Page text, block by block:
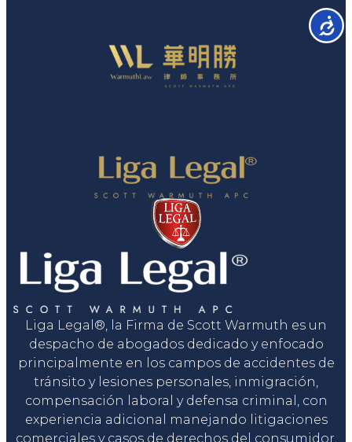
Liga Legal®, la Firma de Scott Warmuth es un
despacho de abogados dedicado y enfocado
principalmente en los campos de accidentes de
tránsito y lesiones personales, inmigración,
compensación laboral y defensa criminal, con
experiencia adicional manejando litigaciones
comerciales y casos de derechos del consumidor.